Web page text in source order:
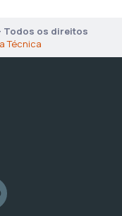
Todos os direitos
Técnica